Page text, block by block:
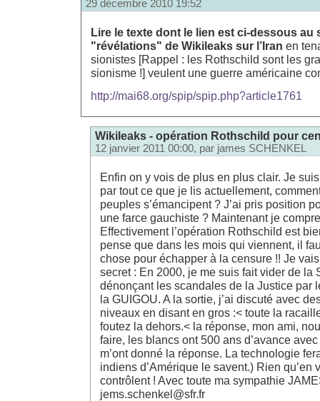
29 décembre 2010 19:52
Lire le texte dont le lien est ci-dessous au
"révélations" de Wikileaks sur l’Iran en
sionistes [Rappel : les Rothschild sont les
sionisme !] veulent une guerre américaine
http://mai68.org/spip/spip.php?article1761
Wikileaks - opération Rothschild pour
12 janvier 2011 00:00, par james SCHENKEL
Enfin on y vois de plus en plus clair. Je
par tout ce que je lis actuellement,
peuples s’émancipent ? J’ai pris position
une farce gauchiste ? Maintenant je
Effectivement l’opération Rothschild est
pense que dans les mois qui viennent, il
chose pour échapper à la censure !! Je
secret : En 2000, je me suis fait vider de la
dénonçant les scandales de la Justice par
la GUIGOU. A la sortie, j’ai discuté avec
niveaux en disant en gros :< toute la
foutez la dehors.< la réponse, mon ami,
faire, les blancs ont 500 ans d’avance
m’ont donné la réponse. La technologie
indiens d’Amérique le savent.) Rien qu’en
contrôlent ! Avec toute ma sympathie
jems.schenkel@sfr.fr